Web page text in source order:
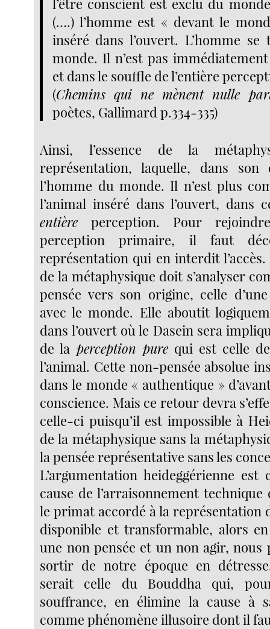
l’être conscient est exclu du
(….) l’homme est « devant le
inséré dans l’ouvert. L’homme
monde. Il n’est pas
et dans le souffle de l’entière
(Chemins qui ne mènent nulle
poètes, Gallimard p.334-335)
Ainsi, l’essence de la
représentation, laquelle, dans son
l’homme du monde. Il n’est plus
l’animal inséré dans l’ouvert, dans
entière perception. Pour
perception primaire, il faut
représentation qui en interdit l’accès.
de la métaphysique doit s’analyser
pensée vers son origine, celle
avec le monde. Elle aboutit
dans l’ouvert où le Dasein sera
de la perception purequi est celle
l’animal. Cette non-pensée absolue
dans le monde « authentique »
conscience. Mais ce retour devra
celle-ci puisqu’il est impossible à
de la métaphysique sans la
la pensée représentative sans les
L’argumentation heideggérienne
cause de l’arraisonnement
le primat accordé à la représentation
disponible et transformable, alors
une non pensée et un non agir, nous
sortir de notre époque en
serait celle du Bouddha qui,
souffrance, en élimine la cause à
comme phénomène illusoire dont il